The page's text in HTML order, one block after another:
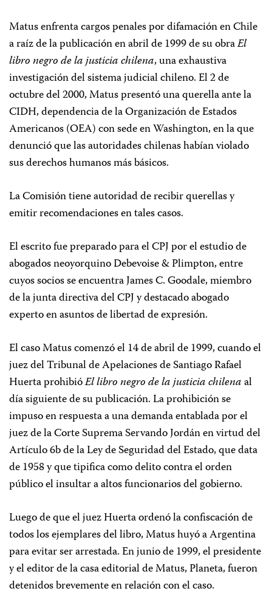
Matus enfrenta cargos penales por difamación en Chile
a raíz de la publicación en abril de 1999 de su obraEl
libro negro de la justicia chilena, una exhaustiva
investigación del sistema judicial chileno. El 2 de
octubre del 2000, Matus presentó una querella ante la
CIDH, dependencia de la Organización de Estados
Americanos (OEA) con sede en Washington, en la que
denunció que las autoridades chilenas habían violado
sus derechos humanos más básicos.
La Comisión tiene autoridad de recibir querellas y
emitir recomendaciones en tales casos.
El escrito fue preparado para el CPJ por el estudio de
abogados neoyorquino Debevoise & Plimpton, entre
cuyos socios se encuentra James C. Goodale, miembro
de la junta directiva del CPJ y destacado abogado
experto en asuntos de libertad de expresión.
El caso Matus comenzó el 14 de abril de 1999, cuando el
juez del Tribunal de Apelaciones de Santiago Rafael
Huerta prohibióEl libro negro de la justicia chilenaal
día siguiente de su publicación. La prohibición se
impuso en respuesta a una demanda entablada por el
juez de la Corte Suprema Servando Jordán en virtud del
Artículo 6b de la Ley de Seguridad del Estado, que data
de 1958 y que tipifica como delito contra el orden
público el insultar a altos funcionarios del gobierno.
Luego de que el juez Huerta ordenó la confiscación de
todos los ejemplares del libro, Matus huyó a Argentina
para evitar ser arrestada. En junio de 1999, el presidente
y el editor de la casa editorial de Matus, Planeta, fueron
detenidos brevemente en relación con el caso.